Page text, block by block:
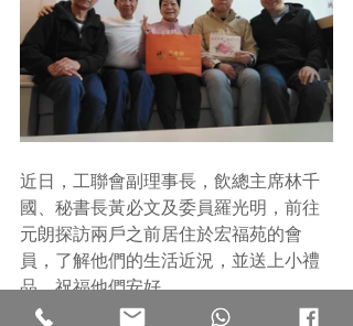
近日，工聯會副理事長，飲總主席林千
國、秘書長黃必文及委員羅光明，前往
元朗探訪兩戶之前居住於宏福苑的會
員，了解他們的生活近況，並送上小禮
品，祝福他們安好。